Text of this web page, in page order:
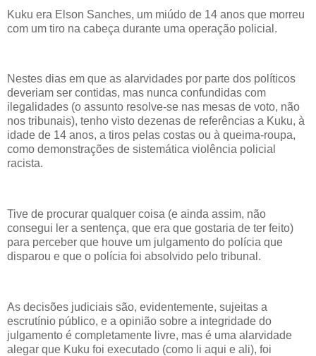
Kuku era Elson Sanches, um miúdo de 14 anos que morreu
com um tiro na cabeça durante uma operação policial.
Nestes dias em que as alarvidades por parte dos políticos
deveriam ser contidas, mas nunca confundidas com
ilegalidades (o assunto resolve-se nas mesas de voto, não
nos tribunais), tenho visto dezenas de referências a Kuku, à
idade de 14 anos, a tiros pelas costas ou à queima-roupa,
como demonstrações de sistemática violência policial
racista.
Tive de procurar qualquer coisa (e ainda assim, não
consegui ler a sentença, que era que gostaria de ter feito)
para perceber que houve um julgamento do polícia que
disparou e que o polícia foi absolvido pelo tribunal.
As decisões judiciais são, evidentemente, sujeitas a
escrutínio público, e a opinião sobre a integridade do
julgamento é completamente livre, mas é uma alarvidade
alegar que Kuku foi executado (como li aqui e ali), foi